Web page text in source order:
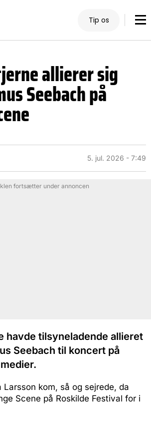
Tip os
allierer sig
Seebach på
5. jul. 2026 - 7:49
fortsætter under annoncen
havde tilsyneladende allieret
Seebach til koncert på
Larsson kom, så og sejrede, da
Scene på Roskilde Festival for i